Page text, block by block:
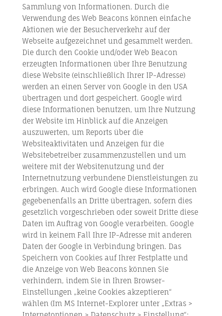
Sammlung von Informationen. Durch die
Verwendung des Web Beacons können einfache
Aktionen wie der Besucherverkehr auf der
Webseite aufgezeichnet und gesammelt werden.
Die durch den Cookie und/oder Web Beacon
erzeugten Informationen über Ihre Benutzung
diese Website (einschließlich Ihrer IP-Adresse)
werden an einen Server von Google in den USA
übertragen und dort gespeichert. Google wird
diese Informationen benutzen, um Ihre Nutzung
der Website im Hinblick auf die Anzeigen
auszuwerten, um Reports über die
Websiteaktivitäten und Anzeigen für die
Websitebetreiber zusammenzustellen und um
weitere mit der Websitenutzung und der
Internetnutzung verbundene Dienstleistungen zu
erbringen. Auch wird Google diese Informationen
gegebenenfalls an Dritte übertragen, sofern dies
gesetzlich vorgeschrieben oder soweit Dritte diese
Daten im Auftrag von Google verarbeiten. Google
wird in keinem Fall Ihre IP-Adresse mit anderen
Daten der Google in Verbindung bringen. Das
Speichern von Cookies auf Ihrer Festplatte und
die Anzeige von Web Beacons können Sie
verhindern, indem Sie in Ihren Browser-
Einstellungen „keine Cookies akzeptieren“
wählen (Im MS Internet-Explorer unter „Extras >